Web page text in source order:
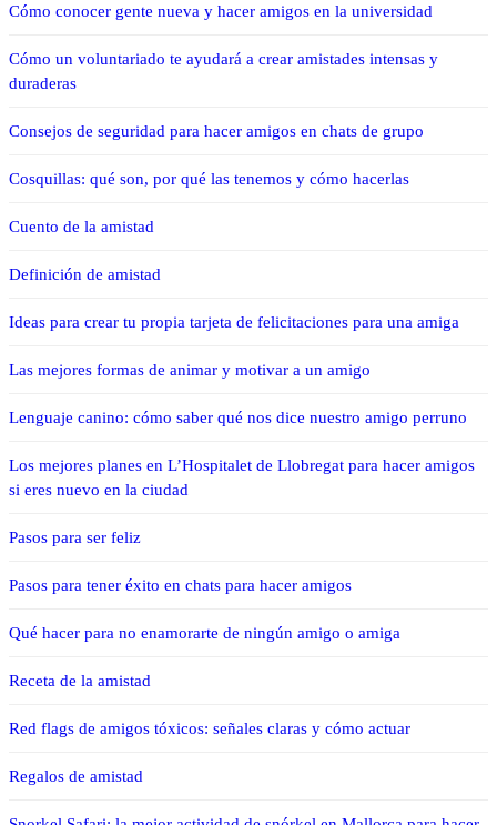
Cómo conocer gente nueva y hacer amigos en la universidad
Cómo un voluntariado te ayudará a crear amistades intensas y
duraderas
Consejos de seguridad para hacer amigos en chats de grupo
Cosquillas: qué son, por qué las tenemos y cómo hacerlas
Cuento de la amistad
Definición de amistad
Ideas para crear tu propia tarjeta de felicitaciones para una amiga
Las mejores formas de animar y motivar a un amigo
Lenguaje canino: cómo saber qué nos dice nuestro amigo perruno
Los mejores planes en L’Hospitalet de Llobregat para hacer amigos
si eres nuevo en la ciudad
Pasos para ser feliz
Pasos para tener éxito en chats para hacer amigos
Qué hacer para no enamorarte de ningún amigo o amiga
Receta de la amistad
Red flags de amigos tóxicos: señales claras y cómo actuar
Regalos de amistad